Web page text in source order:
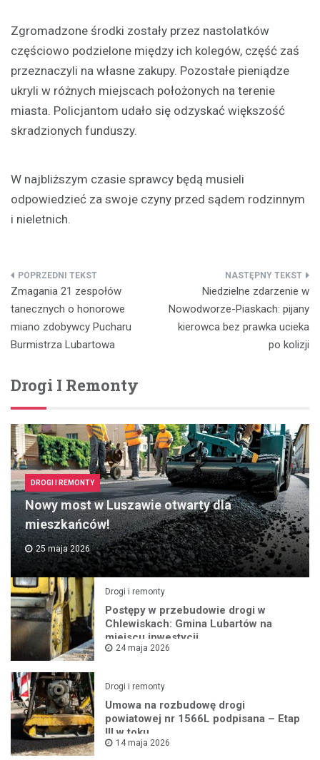
Zgromadzone środki zostały przez nastolatków
częściowo podzielone między ich kolegów, część zaś
przeznaczyli na własne zakupy. Pozostałe pieniądze
ukryli w różnych miejscach położonych na terenie
miasta. Policjantom udało się odzyskać większość
skradzionych funduszy.
W najbliższym czasie sprawcy będą musieli
odpowiedzieć za swoje czyny przed sądem rodzinnym
i nieletnich.
Nawigacja
wpisu
Zmagania 21 zespołów
tanecznych o honorowe
miano zdobywcy Pucharu
Burmistrza Lubartowa
Niedzielne zdarzenie w
Nowodworze-Piaskach: pijany
kierowca bez prawka ucieka
po kolizji
Drogi I Remonty
DROGI I REMONTY
Nowy most w Luszawie otwarty dla
mieszkańców!
25 maja 2026
Drogi i remonty
Postępy w przebudowie drogi w
Chlewiskach: Gmina Lubartów na
miejscu inwestycji
24 maja 2026
Drogi i remonty
Umowa na rozbudowę drogi
powiatowej nr 1566L podpisana – Etap
III w toku
14 maja 2026